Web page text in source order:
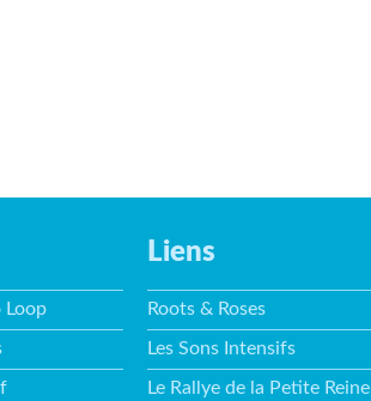
Loop
Liens
Roots & Roses
Les Sons Intensifs
Le Rallye de la Petite Reine